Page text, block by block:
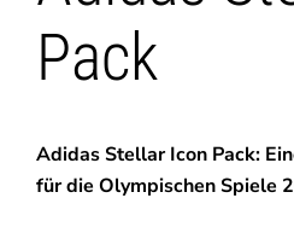
Pack
Adidas Stellar Icon Pack:
für die Olympischen Spiele